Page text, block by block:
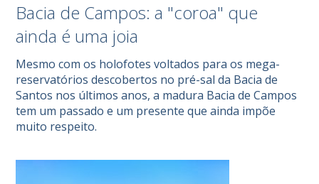
Bacia de Campos: a "coroa" que
ainda é uma joia
Mesmo com os holofotes voltados para os mega-
reservatórios descobertos no pré-sal da Bacia de
Santos nos últimos anos, a madura Bacia de Campos
tem um passado e um presente que ainda impõe
muito respeito.